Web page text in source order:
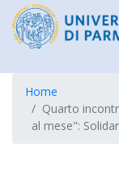
Home
Quarto
al mese":